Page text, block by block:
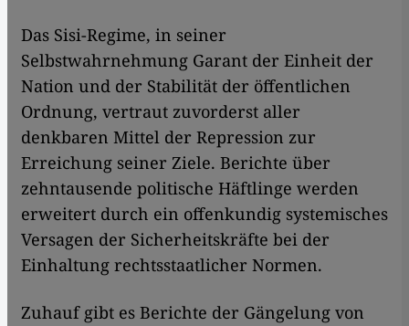
Das Sisi-Regime, in seiner
Selbstwahrnehmung Garant der Einheit der
Nation und der Stabilität der öffentlichen
Ordnung, vertraut zuvorderst aller
denkbaren Mittel der Repression zur
Erreichung seiner Ziele. Berichte über
zehntausende politische Häftlinge werden
erweitert durch ein offenkundig systemisches
Versagen der Sicherheitskräfte bei der
Einhaltung rechtsstaatlicher Normen.
Zuhauf gibt es Berichte der Gängelung von